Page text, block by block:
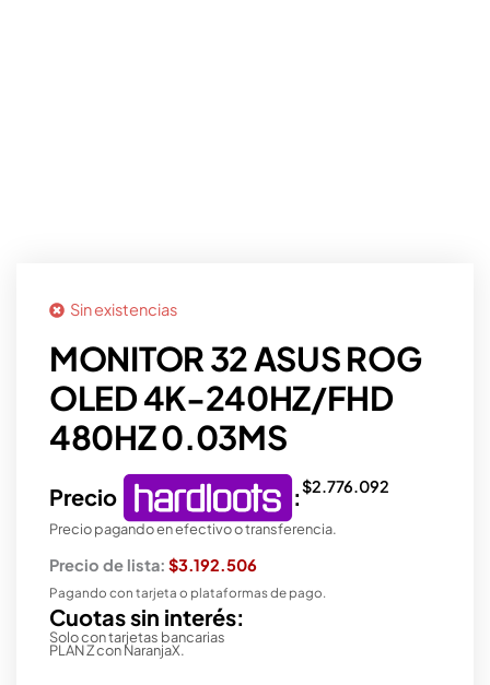
Sin existencias
MONITOR 32 ASUS ROG
OLED 4K-240HZ/FHD
480HZ 0.03MS
Precio :$2.776.092
Precio pagando en efectivo o transferencia.
Precio de lista: $3.192.506
Pagando con tarjeta o plataformas de pago.
Cuotas sin interés:
Solo con tarjetas bancarias
PLAN Z con NaranjaX.